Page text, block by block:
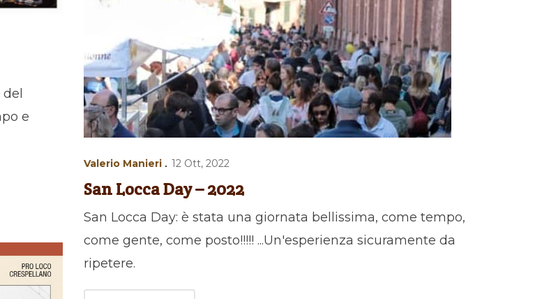
e
Valerio Manieri 12 Ott, 2022
San Locca Day – 2022
San Locca Day: è stata una giornata bellissima, come tempo,
come gente, come posto!!!!! ...Un'esperienza sicuramente da
ripetere.